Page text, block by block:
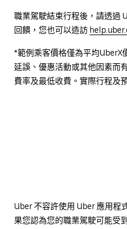
職業駕駛結束行程後，請透過
回饋，您也可以造訪
*範例乘客價格僅為平均UberX
延誤、優惠活動或其他因素而
費率及最低收費。實際行程及
Uber 不容許使用 Uber 應用程
果您認為您的職業駕駛可能受